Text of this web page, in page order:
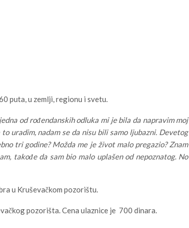
puta, u zemlji, regionu i svetu.
od rođendanskih odluka mi je bila da napravim moj
uradim, nadam se da nisu bili samo ljubazni. Devetog
tri godine? Možda me je život malo pregazio? Znam
takođe da sam bio malo uplašen od nepoznatog. No
u Kruševačkom pozorištu.
pozorišta. Cena ulaznice je 700 dinara.